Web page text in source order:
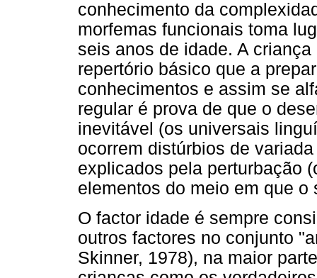
conhecimento da
morfemas funcionais toma
seis anos de idade. A
repertório básico que a
conhecimentos e assim se
regular é prova de que o
inevitável (os universais
ocorrem distúrbios de
explicados pela perturbação
elementos do meio em que
O factor idade é sempre
outros factores no conjunto
Skinner, 1978), na maior